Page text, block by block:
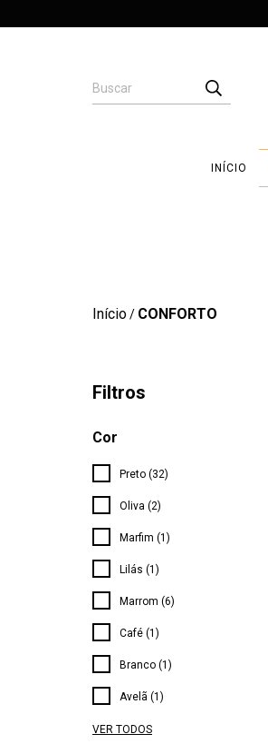
INÍCIO
Início/ CONFORTO
Filtros
Cor
Preto (32)
Oliva (2)
Marfim (1)
Lilás (1)
Marrom (6)
Café (1)
Branco (1)
Avelã (1)
VER TODOS